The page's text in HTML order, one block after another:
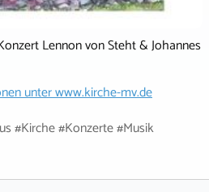
Lennon von Steht & Johannes
unterwww.kirche-mv.de
#Kirche #Konzerte #Musik